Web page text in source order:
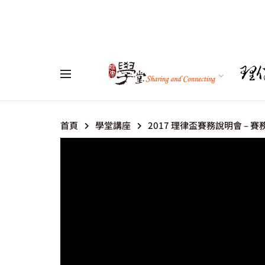
首頁 學堂講座 2017 理律盃賽務說明會 – 賽